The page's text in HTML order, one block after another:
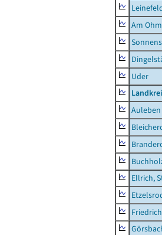
Am
Uder
Auleben
Ellrich,